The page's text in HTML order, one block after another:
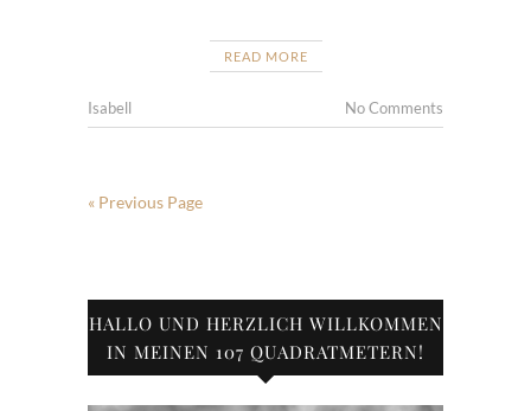
READ MORE
Isabell No Comments
« Previous Page
HALLO UND HERZLICH WILLKOMMEN
IN MEINEN 107 QUADRATMETERN!